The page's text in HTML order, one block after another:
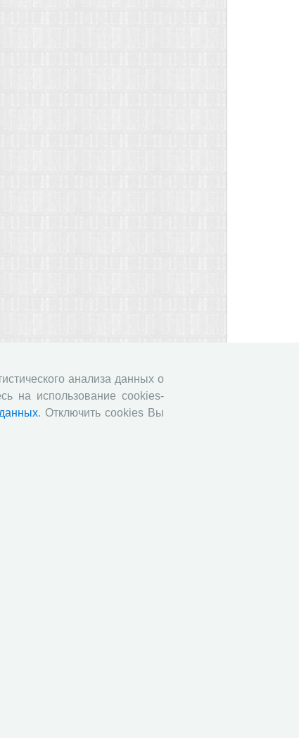
анализа данных о
на использование cookies-
. Отключить cookies Вы